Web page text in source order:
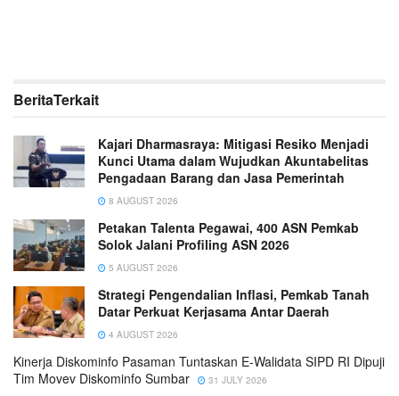
BeritaTerkait
Kajari Dharmasraya: Mitigasi Resiko Menjadi
Kunci Utama dalam Wujudkan Akuntabelitas
Pengadaan Barang dan Jasa Pemerintah
8 AUGUST 2026
Petakan Talenta Pegawai, 400 ASN Pemkab
Solok Jalani Profiling ASN 2026
5 AUGUST 2026
Strategi Pengendalian Inflasi, Pemkab Tanah
Datar Perkuat Kerjasama Antar Daerah
4 AUGUST 2026
Kinerja Diskominfo Pasaman Tuntaskan E-Walidata SIPD RI Dipuji
Tim Movev Diskominfo Sumbar
31 JULY 2026